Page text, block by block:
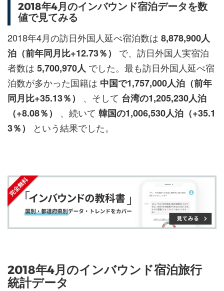
ェ
ア
す
る
ェ
ア
す
る
マ
ク
に
追
加
読
る
す
2018年4月のインバウンド宿泊データを数
値で見てみる
2018年4月の訪日外国人延べ宿泊数は 8,878,900人
泊（前年同月比+12.73％）
で、訪日外国人実宿泊
者数は 5,700,970人 でした。最も訪日外国人延べ宿
泊数が多かった国籍は 中国で1,757,000人泊（前年
同月比+35.13％）
、そして 台湾の1,205,230人泊
（+8.08％）
、続いて 韓国の1,006,530人泊（+35.1
3％）
という結果でした。
2018年4月のインバウンド宿泊旅行
統計データ